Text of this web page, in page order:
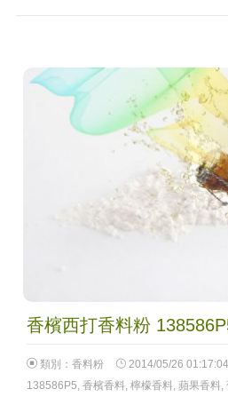
香檳西打香料粉
類別： 香料粉 2014/05/26 01:17:04
138586P5 香檳香料 檸檬香料 蘋果香料